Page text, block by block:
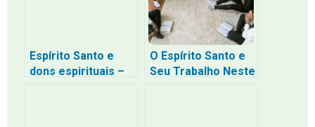
Espírito Santo e
dons espirituais –
O Espírito Santo e
Seu Trabalho Neste